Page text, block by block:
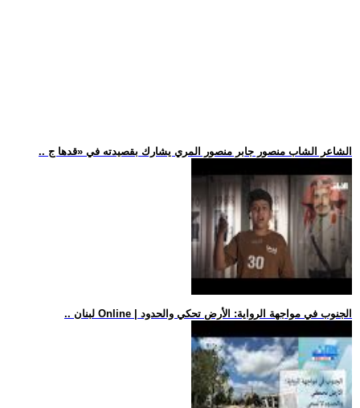
.. الشاعر الشاب منصور جابر منصور المري يشارك بقصيدته في «قدها ج
.. لبنان Online | الجنوب في مواجهة الرواية: الأرض تحكي والحدود